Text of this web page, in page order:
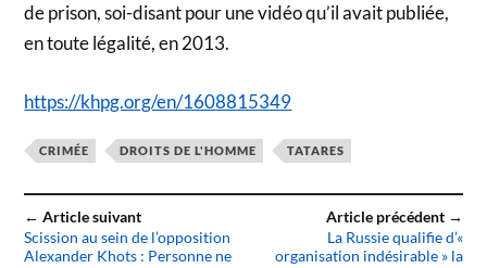
de prison, soi-disant pour une vidéo qu’il avait publiée,
en toute légalité, en 2013.
https://khpg.org/en/1608815349
CRIMÉE DROITS DE L'HOMME TATARES
← Article suivant
Scission au sein de l’opposition
Alexander Khots : Personne ne
Article précédent →
La Russie qualifie d’«
organisation indésirable » la